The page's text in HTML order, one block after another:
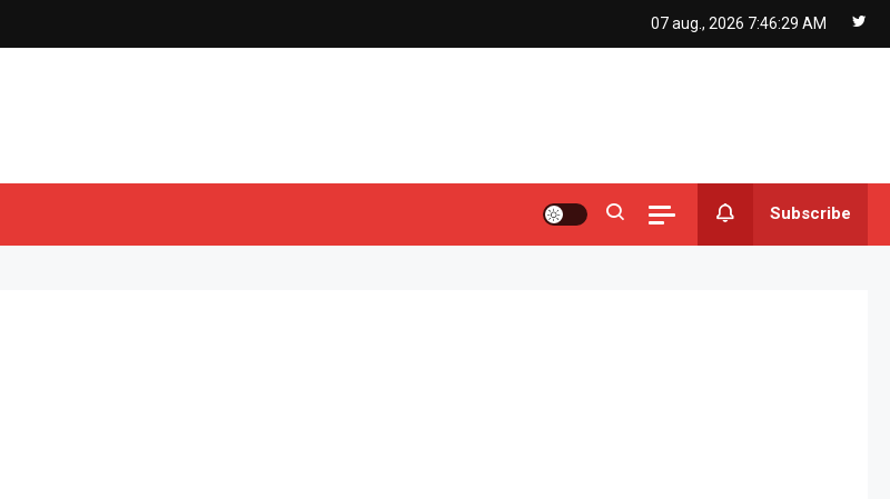
07 aug., 2026 7:46:30 AM
Subscribe